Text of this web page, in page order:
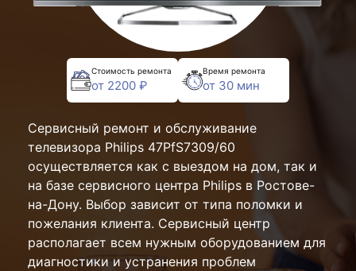
Стоимость ремонта
от 2200 ₽
Время ремонта
от 30 мин
Сервисный ремонт и обслуживание
телевизора Philips 47PfS7309/60
осуществляется как с выездом на дом, так и
на базе сервисного центра Philips в Ростове-
на-Дону. Выбор зависит от типа поломки и
пожелания клиента. Сервисный центр
располагает всем нужным оборудованием для
диагностики и устранения проблем